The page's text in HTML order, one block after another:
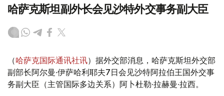
哈萨克斯坦副外长会见沙特外交事务副大臣
（哈萨克国际通讯社讯）据外交部消息，哈萨克斯坦外交部
副部长阿尔曼·伊萨哈利耶夫7日会见沙特阿拉伯王国外交事
务副大臣（主管国际多边关系）阿卜杜勒·拉赫曼·拉西。